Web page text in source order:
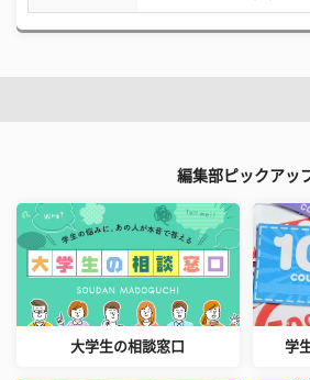
編集部ピックアッ
大学生の相談窓口 学